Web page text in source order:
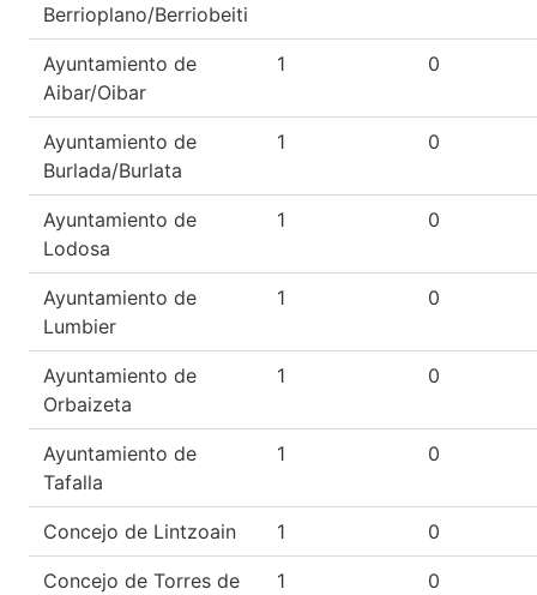
Berrioplano/Berriobeiti
Ayuntamiento de
Aibar/Oibar
1 0
Ayuntamiento de
Burlada/Burlata
1 0
Ayuntamiento de
Lodosa
1 0
Ayuntamiento de
Lumbier
1 0
Ayuntamiento de
Orbaizeta
1 0
Ayuntamiento de
Tafalla
1 0
Concejo de Lintzoain 1 0
Concejo de Torres de 1 0